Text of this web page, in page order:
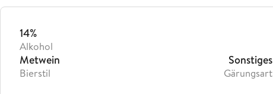
14%
Alkohol
Metwein
Bierstil
Sonstiges
Gärungsart